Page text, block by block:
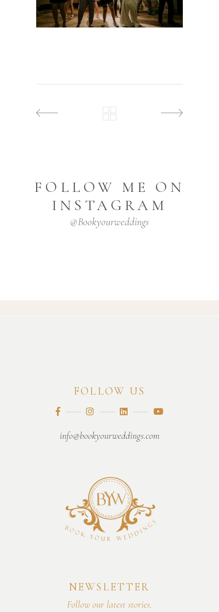
FOLLOW ME ON
INSTAGRAM
@bookyourweddings
FOLLOW US
info@bookyourweddings.com
NEWSLETTER
Follow our latest stories.